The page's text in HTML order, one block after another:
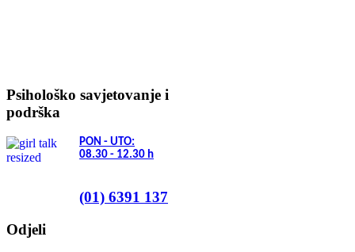
Psihološko savjetovanje i
podrška
PON - UTO:
08.30 - 12.30 h
(01) 6391 137
Odjeli